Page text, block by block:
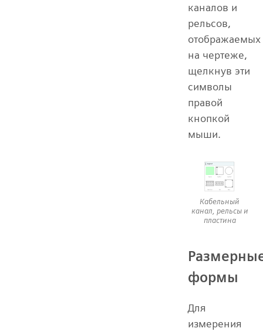
каналов и
рельсов,
отображаемых
на чертеже,
щелкнув эти
символы
правой
кнопкой
мыши.
Кабельный
канал, рельсы и
пластина
формы
Для
измерения